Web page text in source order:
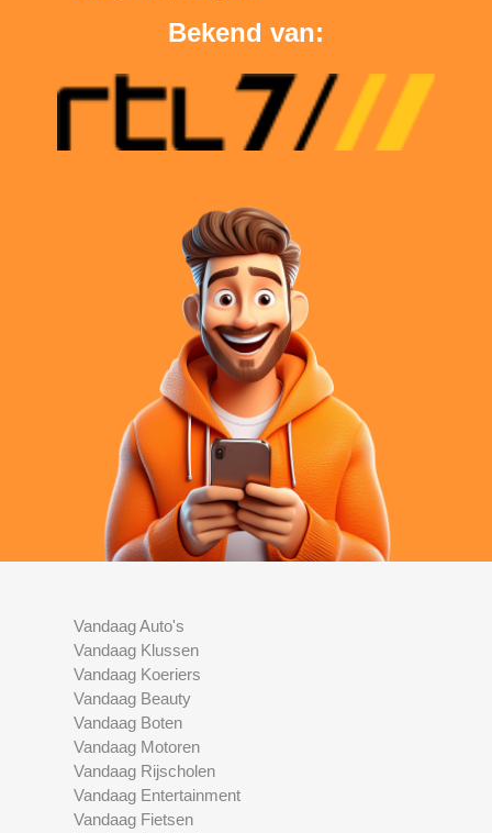
Bekend van:
Vandaag Auto's
Vandaag Klussen
Vandaag Koeriers
Vandaag Beauty
Vandaag Boten
Vandaag Motoren
Vandaag Rijscholen
Vandaag Entertainment
Vandaag Fietsen